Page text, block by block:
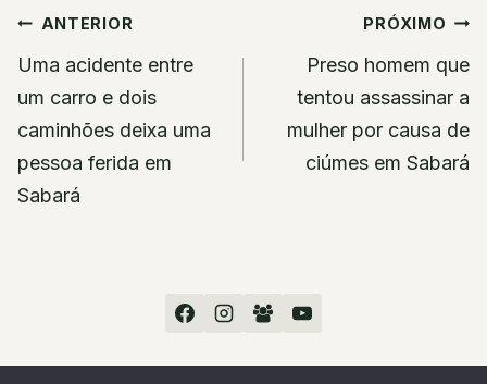
Navegação
de
Post
ANTERIOR
Uma acidente entre
um carro e dois
caminhões deixa uma
pessoa ferida em
Sabará
PRÓXIMO
Preso homem que
tentou assassinar a
mulher por causa de
ciúmes em Sabará